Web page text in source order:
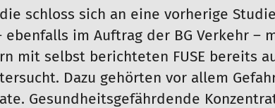
schloss sich an eine vorherige
ebenfalls im Auftrag der BG Verkehr –
mit selbst berichteten FUSE bereits
Dazu gehörten vor allem
Gesundheitsgefährdende